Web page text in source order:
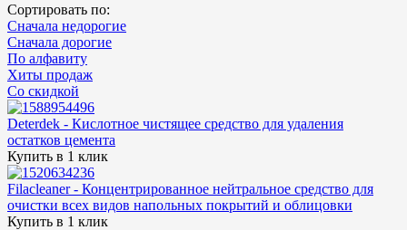
Сортировать по:
Сначала недорогие
Сначала дорогие
По алфавиту
Хиты продаж
Cо скидкой
Deterdek - Кислотное чистящее средство для удаления
остатков цемента
Купить в 1 клик
Filacleaner - Концентрированное нейтральное средство для
очистки всех видов напольных покрытий и облицовки
Купить в 1 клик